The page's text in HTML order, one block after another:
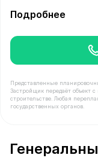
Подробнее
Представленные
Застройщик передаёт объект
строительстве. Любая
государственных органов.